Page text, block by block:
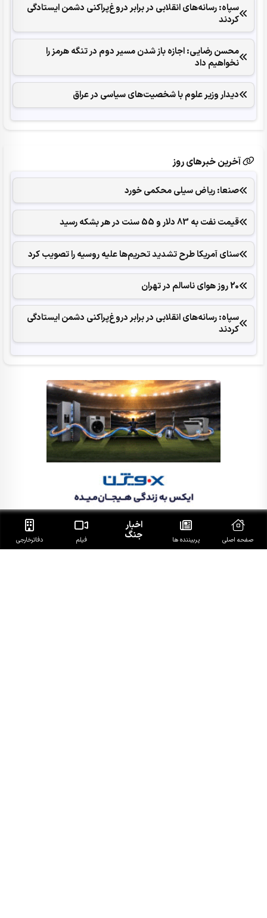
سپاه: رسانه‌های انقلابی در برابر دروغ‌پراکنی دشمن ایستادگی
کردند
محسن رضایی: اجازه باز شدن مسیر دوم در تنگه هرمز را
نخواهیم داد
دیدار وزیر علوم با شخصیت‌های سیاسی در عراق
آخرین خبرهای روز
صنعا: ریاض سیلی محکمی خورد
قیمت نفت به 83 دلار و 55 سنت در هر بشکه رسید
سنای آمریکا طرح تشدید تحریم‌ها علیه روسیه را تصویب کرد
20 روز هوای ناسالم در تهران
سپاه: رسانه‌های انقلابی در برابر دروغ‌پراکنی دشمن ایستادگی
کردند
صفحه اصلی پربیننده ها
اخبار
جنگ فیلم دفاتر‌خارجی